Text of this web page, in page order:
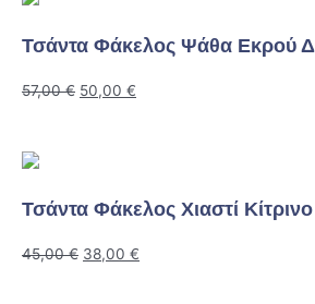
Τσάντα Φάκελος Ψάθα Εκρού
57,00€ 50,00 €
Τσάντα Φάκελος Χιαστί Κίτρινο
45,00€ 38,00 €